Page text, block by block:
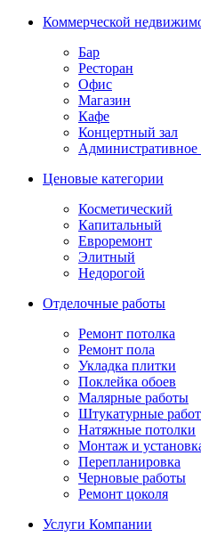
Коммерческой
Бар
Ресторан
Офис
Магазин
Кафе
Концертный зал
Административное
Ценовые категории
Косметический
Капитальный
Евроремонт
Элитный
Недорогой
Отделочные работы
Ремонт потолка
Ремонт пола
Укладка плитки
Поклейка обоев
Малярные работы
Штукатурные
Натяжные потолки
Монтаж и
Перепланировка
Черновые работы
Ремонт цоколя
Услуги Компании